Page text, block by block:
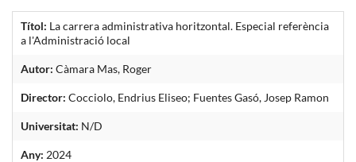
Títol: La carrera administrativa horitzontal. Especial referència
a l'Administració local
Autor: Càmara Mas, Roger
Director: Cocciolo, Endrius Eliseo; Fuentes Gasó, Josep Ramon
Universitat: N/D
Any: 2024